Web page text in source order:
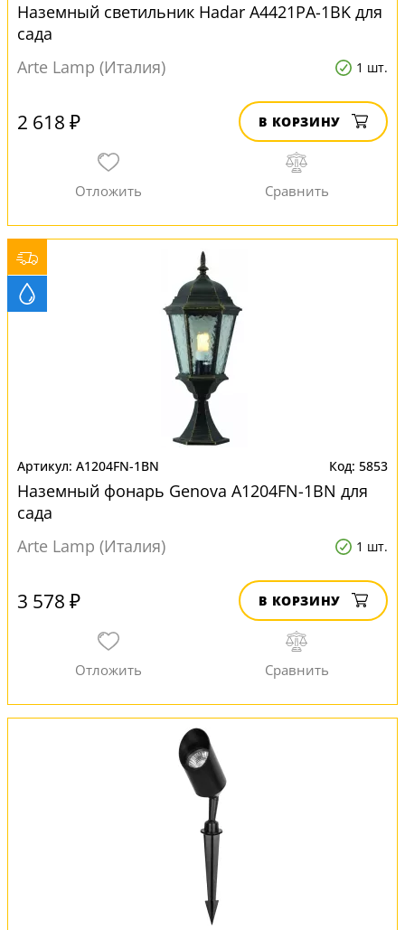
Наземный светильник Hadar A4421PA-1BK для
сада
Arte Lamp (Италия)
1 шт.
2 618 ₽ В КОРЗИНУ
A1204FN-1BN 5853
Наземный фонарь Genova A1204FN-1BN для
сада
Arte Lamp (Италия)
1 шт.
3 578 ₽ В КОРЗИНУ